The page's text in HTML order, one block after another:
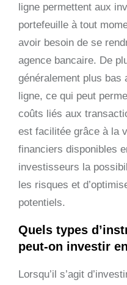
ligne permettent aux
portefeuille à tout
avoir besoin de se
agence bancaire. De
généralement plus bas
ligne, ce qui peut
coûts liés aux
est facilitée grâce à la
financiers disponibles
investisseurs la
les risques et
potentiels.
Quels types
peut-on investir
Lorsqu’il s’agit